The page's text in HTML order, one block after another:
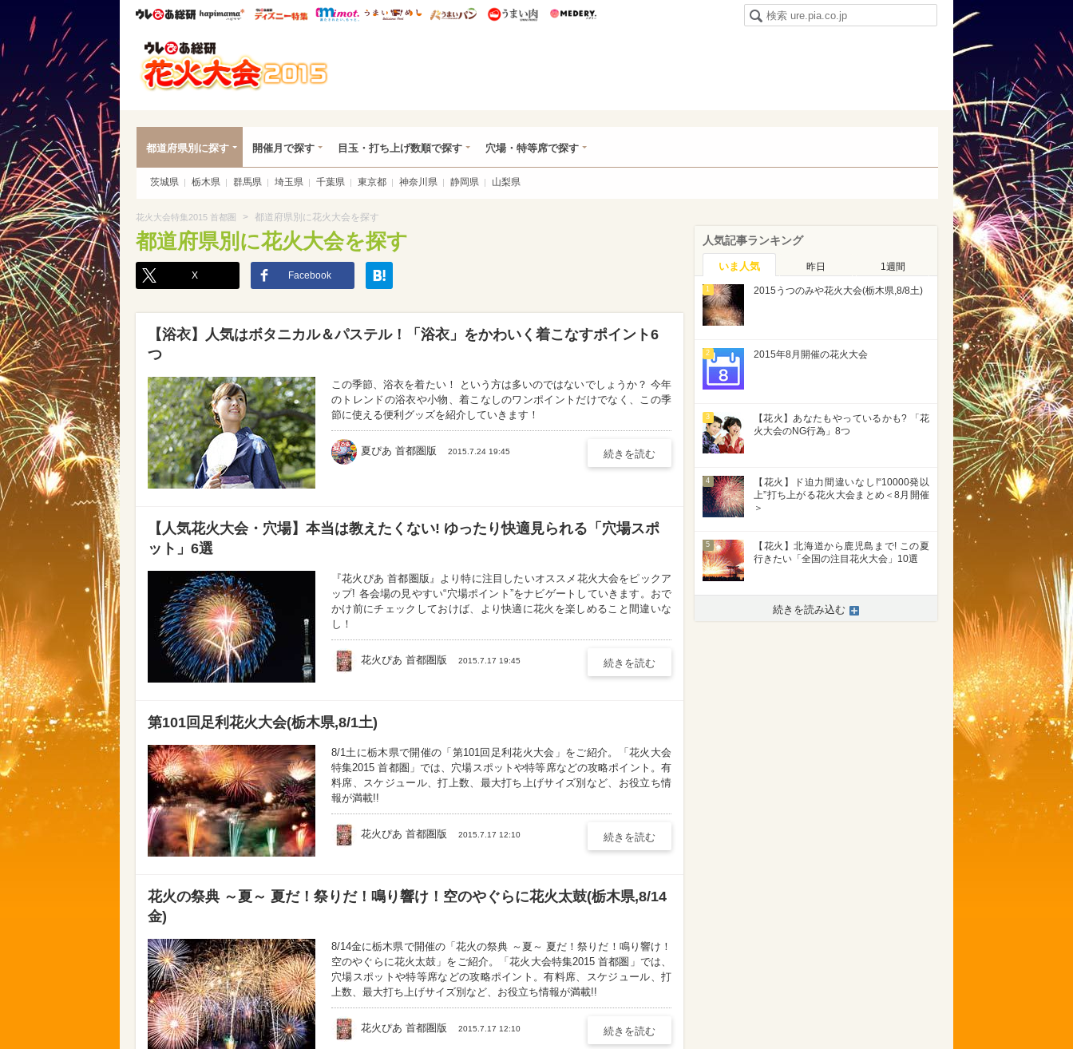
ウレぴあ総研ハピママ* ウレぴあ総研 ディズニー特集
mimot. うまいめし うまいパン うまい肉
都道府県別に探す 開催月で探す 目玉・打ち上げ数順で探す 穴場・特等席で探す
茨城県 栃木県 群馬県 埼玉県 千葉県 東京都 神奈川県 静岡県 山梨県
花火大会特集2015 首都圏 > 都道府県別に花火大会を探す
都道府県別に花火大会を探す
X Facebook
【浴衣】人気はボタニカル＆パステル！「浴衣」をかわいく着こなすポイント6
つ
この季節、浴衣を着たい！ という方は多いのではないでしょうか？ 今年
のトレンドの浴衣や小物、着こなしのワンポイントだけでなく、この季
節に使える便利グッズを紹介していきます！
夏ぴあ 首都圏版 2015.7.24 19:45 続きを読む
【人気花火大会・穴場】本当は教えたくない! ゆったり快適見られる「穴場スポ
ット」6選
『花火ぴあ 首都圏版』より特に注目したいオススメ花火大会をピックア
ップ! 各会場の見やすい“穴場ポイント”をナビゲートしていきます。おで
かけ前にチェックしておけば、より快適に花火を楽しめること間違いな
し！
花火ぴあ 首都圏版 2015.7.17 19:45 続きを読む
第101回足利花火大会(栃木県,8/1土)
8/1土に栃木県で開催の「第101回足利花火大会」をご紹介。「花火大会
特集2015 首都圏」では、穴場スポットや特等席などの攻略ポイント。有
料席、スケジュール、打上数、最大打ち上げサイズ別など、お役立ち情
報が満載!!
花火ぴあ 首都圏版 2015.7.17 12:10 続きを読む
花火の祭典 ～夏～ 夏だ！祭りだ！鳴り響け！空のやぐらに花火太鼓(栃木県,8/14
金)
8/14金に栃木県で開催の「花火の祭典 ～夏～ 夏だ！祭りだ！鳴り響け！
空のやぐらに花火太鼓」をご紹介。「花火大会特集2015 首都圏」では、
穴場スポットや特等席などの攻略ポイント。有料席、スケジュール、打
上数、最大打ち上げサイズ別など、お役立ち情報が満載!!
花火ぴあ 首都圏版 2015.7.17 12:10 続きを読む
人気記事ランキング
いま人気 昨日 1週間
1 2015うつのみや花火大会(栃木県,8/8土)
2 2015年8月開催の花火大会
3
【花火】あなたもやっているかも? 「花
火大会のNG行為」8つ
4
【花火】ド迫力間違いなし!“10000発以
上”打ち上がる花火大会まとめ＜8月開催
＞
5
【花火】北海道から鹿児島まで! この夏
行きたい「全国の注目花火大会」10選
続きを読み込む